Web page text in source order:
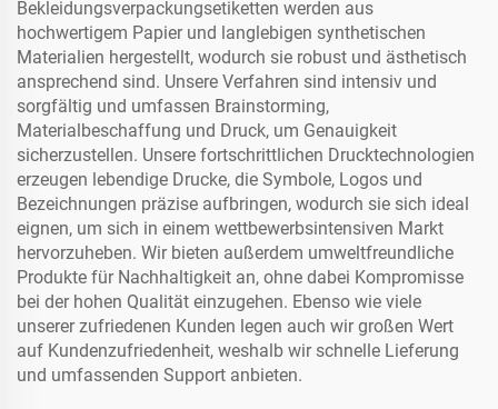
Bekleidungsverpackungsetiketten werden aus
hochwertigem Papier und langlebigen synthetischen
Materialien hergestellt, wodurch sie robust und ästhetisch
ansprechend sind. Unsere Verfahren sind intensiv und
sorgfältig und umfassen Brainstorming,
Materialbeschaffung und Druck, um Genauigkeit
sicherzustellen. Unsere fortschrittlichen Drucktechnologien
erzeugen lebendige Drucke, die Symbole, Logos und
Bezeichnungen präzise aufbringen, wodurch sie sich ideal
eignen, um sich in einem wettbewerbsintensiven Markt
hervorzuheben. Wir bieten außerdem umweltfreundliche
Produkte für Nachhaltigkeit an, ohne dabei Kompromisse
bei der hohen Qualität einzugehen. Ebenso wie viele
unserer zufriedenen Kunden legen auch wir großen Wert
auf Kundenzufriedenheit, weshalb wir schnelle Lieferung
und umfassenden Support anbieten.